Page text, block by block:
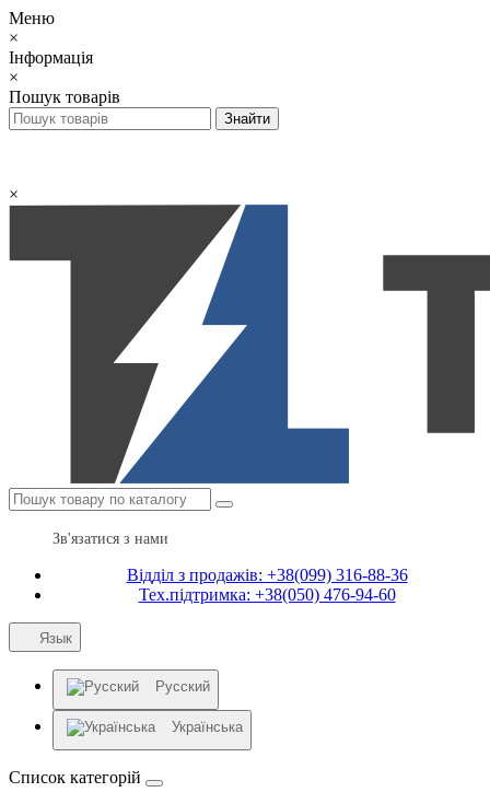
Меню
×
Інформація
×
Пошук товарів
×
Зв'язатися з нами
Відділ з продажів: +38(099) 316-88-36
Тех.підтримка: +38(050) 476-94-60
Язык
Русский
Українська
Список категорій